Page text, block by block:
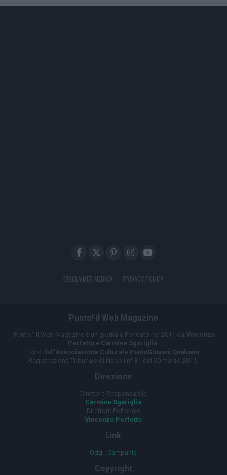
DISCLAIMER MEDICA PRIVACY POLICY
Punto! il Web Magazine
"Punto!" il Web Magazine è un giornale Fondato nel 2011 da Vincenzo
Perfetto e Carmine Sgariglia
Edito dall'Associazione Culturale PuntoGiovani Qualiano
Registrazione Tribunale di Napoli n° 31 del 30 marzo 2011.
Direzione
Direttore Responsabile
Carmine Sgariglia
Direttore Editoriale
Vincenzo Perfetto
Link
Odg - Campania
Copyright